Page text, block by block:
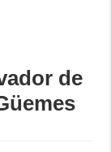
de